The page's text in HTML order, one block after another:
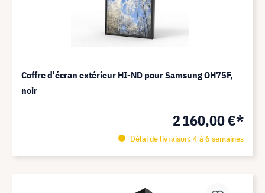
Coffre d'écran extérieur HI-ND pour Samsung OH75F,
noir
2 160,00 €*
Délai de livraison: 4 à 6 semaines